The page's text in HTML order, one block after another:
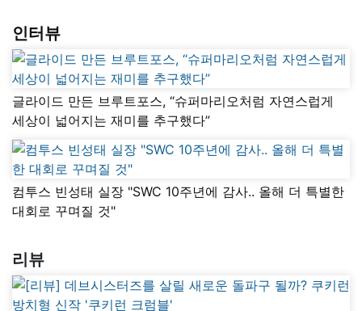
인터뷰
글라이드 만든 브루트포스, “슈퍼마리오처럼 자연스럽게
세상이 넓어지는 재미를 추구했다”
컴투스 빈성태 실장 "SWC 10주년에 감사.. 올해 더 특별한
대회로 꾸며질 것"
리뷰